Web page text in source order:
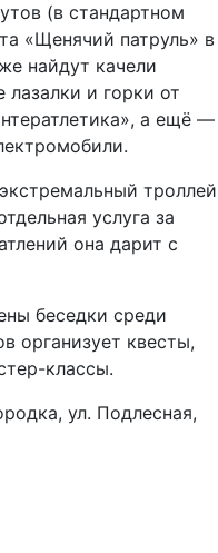
(в стандартном
«Щенячий патруль» в
найдут качели
и горки от
а ещё —
троллей
услуга за
она дарит с
беседки среди
организует квесты,
классы.
ул. Подлесная,